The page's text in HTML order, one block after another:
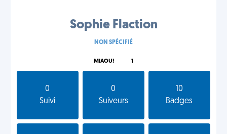
Sophie Flaction
NON SPÉCIFIÉ
MIAOU! 1
0
Suivi
0
Suiveurs
10
Badges